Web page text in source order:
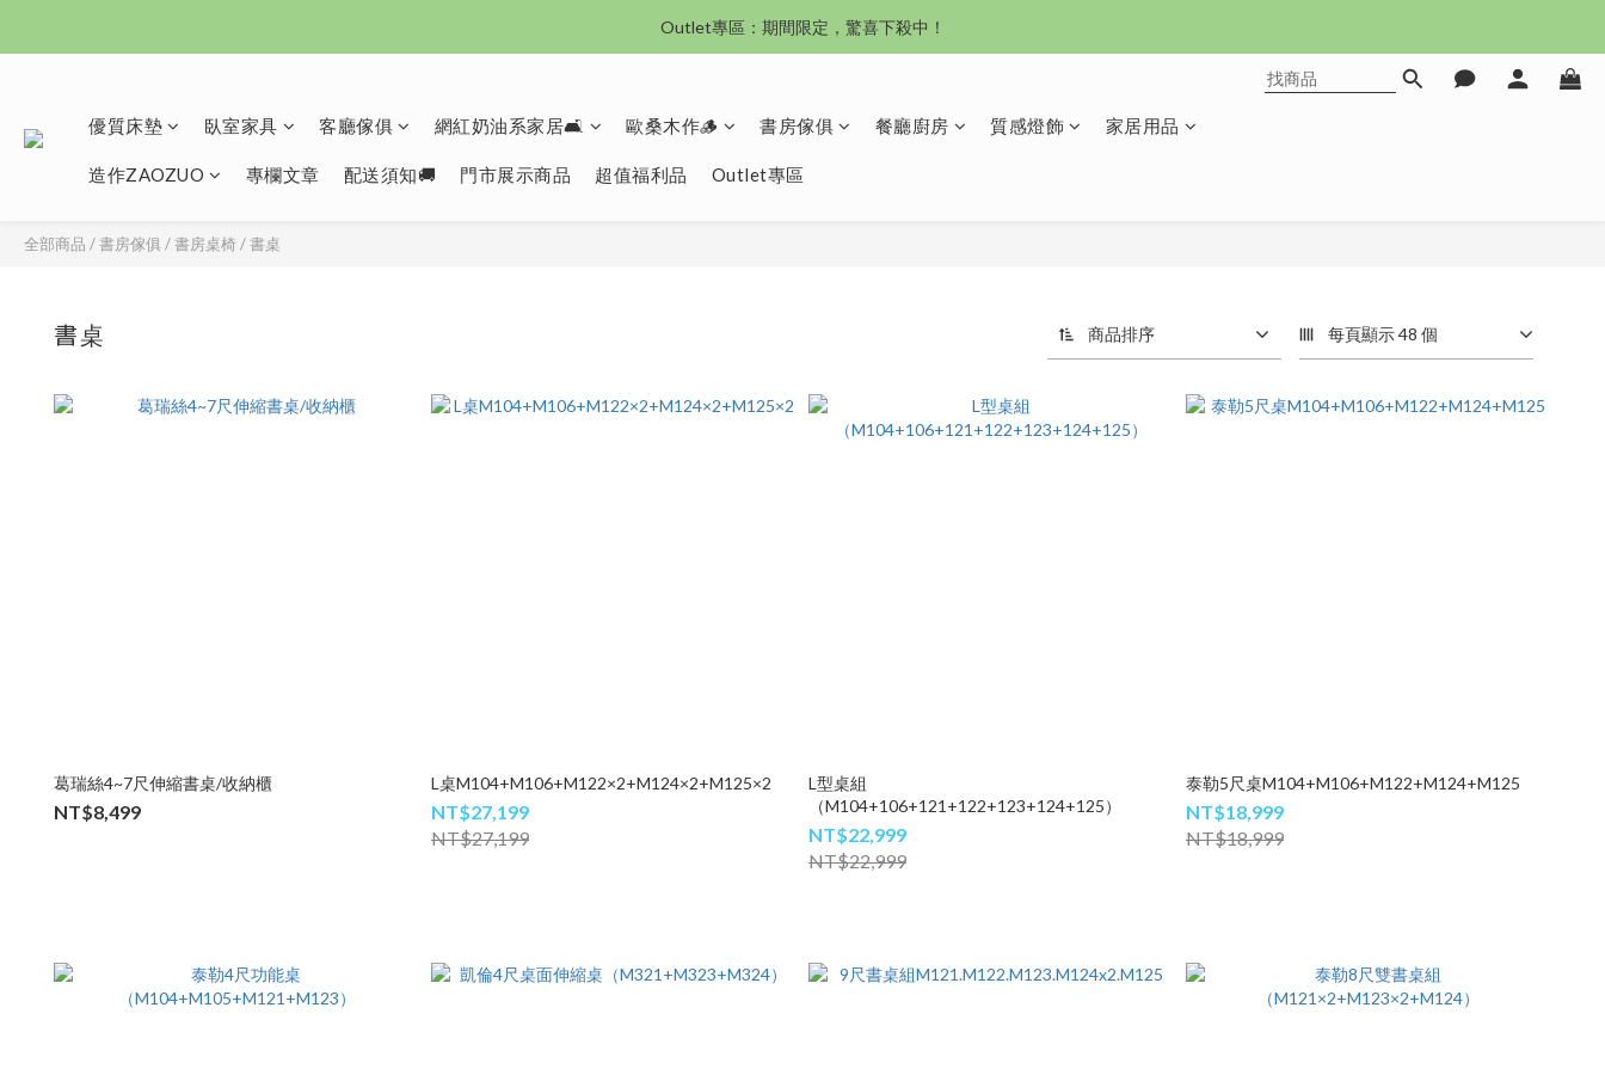
沙發新登場｜想躺就躺，頭等艙到商務艙一次擁有
Outlet專區：期間限定，驚喜下殺中！
優質床墊 臥室家具 客廳傢俱 網紅奶油系家居🛋️ 歐桑木作🪵 書房傢俱 餐廳廚房 質感燈飾 家居用品
造作ZAOZUO 專欄文章 配送須知🚚 門市展示商品 超值福利品 Outlet專區
全部商品 /書房傢俱/書房桌椅/書桌
書桌 商品排序 每頁顯示 48 個
葛瑞絲4~7尺伸縮書桌/收納櫃
NT$8,499
L桌M104+M106+M122×2+M124×2+M125×2
NT$27,199
NT$27,199
L型桌組
（M104+106+121+122+123+124+125）
NT$22,999
NT$22,999
泰勒5尺桌M104+M106+M122+M124+M125
NT$18,999
NT$18,999